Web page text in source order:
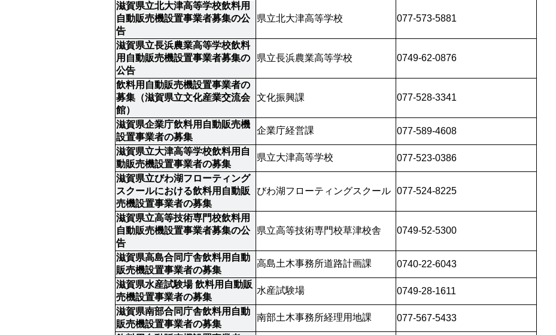
滋賀県立北大津高等学校飲料用
自動販売機設置事業者募集の公
告
県立北大津高等学校 077-573-5881
滋賀県立長浜農業高等学校飲料
用自動販売機設置事業者募集の
公告
県立長浜農業高等学校 0749-62-0876
飲料用自動販売機設置事業者の
募集（滋賀県立文化産業交流会
館）
文化振興課 077-528-3341
滋賀県企業庁飲料用自動販売機
設置事業者の募集
企業庁経営課
077-589-4608
滋賀県立大津高等学校飲料用自
動販売機設置事業者の募集
県立大津高等学校
077-523-0386
滋賀県立びわ湖フローティング
スクールにおける飲料用自動販
売機設置事業者の募集
びわ湖フローティングスクール 077-524-8225
滋賀県立高等技術専門校飲料用
自動販売機設置事業者募集の公
告
県立高等技術専門校草津校舎 0749-52-5300
滋賀県高島合同庁舎飲料用自動
販売機設置事業者の募集
高島土木事務所道路計画課
0740-22-6043
滋賀県水産試験場 飲料用自動販
売機設置事業者の募集
水産試験場
0749-28-1611
滋賀県南部合同庁舎飲料用自動
販売機設置事業者の募集
南部土木事務所経理用地課
077-567-5433